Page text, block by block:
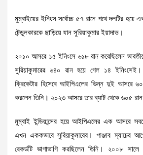
মুম্বাইয়ের ইনিংস সর্বোচ্চ ৫৭ রানে পথে দলটির হয়ে
টেন্ডুলকারকে ছাড়িয়ে যান সুরিয়াকুমার ইয়াদাভ।
২০১০ আসরে ১৫ ইনিংসে ৬১৮ রান করেছিলেন
সুরিয়াকুমারের ৬৪০ রান হয়ে গেল ১৪ ইনিংসেই।
ক্রিকেটার হিসেবে আইপিএলের ভিন্ন দুই আসরে
করলেন তিনি। ২০২৩ আসরে তার ব্যাট থেকে ৬০৫
মুম্বাই ইন্ডিয়ান্সের হয়ে আইপিএলের এক আসরে
এখন এককভাবে সুরিয়াকুমারের। পাঞ্জাব ম্যাচের
রেকর্ডটি ভাগাভাগি করছিলেন তিনি। ২০০৮